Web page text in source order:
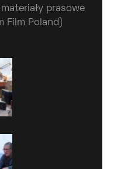
prasowe
Poland)